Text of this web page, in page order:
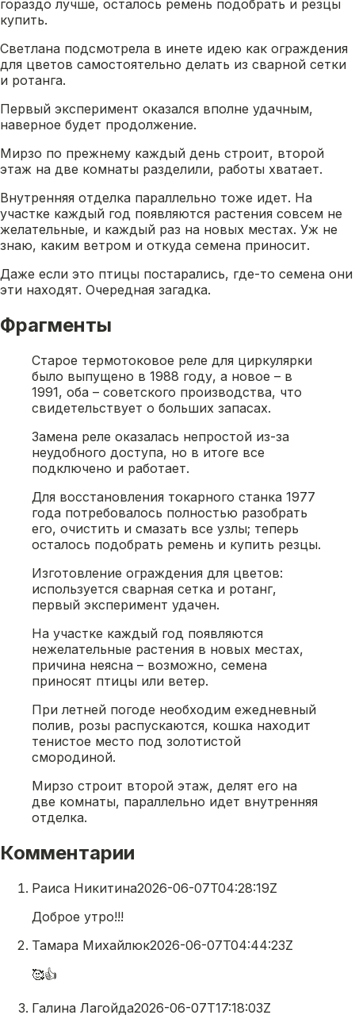
гораздо лучше, осталось ремень подобрать и резцы
купить.
Светлана подсмотрела в инете идею как ограждения
для цветов самостоятельно делать из сварной сетки
и ротанга.
Первый эксперимент оказался вполне удачным,
наверное будет продолжение.
Мирзо по прежнему каждый день строит, второй
этаж на две комнаты разделили, работы хватает.
Внутренняя отделка параллельно тоже идет. На
участке каждый год появляются растения совсем не
желательные, и каждый раз на новых местах. Уж не
знаю, каким ветром и откуда семена приносит.
Даже если это птицы постарались, где-то семена они
эти находят. Очередная загадка.
Фрагменты
Старое термотоковое реле для циркулярки
было выпущено в 1988 году, а новое – в
1991, оба – советского производства, что
свидетельствует о больших запасах.
Замена реле оказалась непростой из-за
неудобного доступа, но в итоге все
подключено и работает.
Для восстановления токарного станка 1977
года потребовалось полностью разобрать
его, очистить и смазать все узлы; теперь
осталось подобрать ремень и купить резцы.
Изготовление ограждения для цветов:
используется сварная сетка и ротанг,
первый эксперимент удачен.
На участке каждый год появляются
нежелательные растения в новых местах,
причина неясна – возможно, семена
приносят птицы или ветер.
При летней погоде необходим ежедневный
полив, розы распускаются, кошка находит
тенистое место под золотистой
смородиной.
Мирзо строит второй этаж, делят его на
две комнаты, параллельно идет внутренняя
отделка.
Комментарии
Раиса Никитина2026-06-07T04:28:19Z
Доброе утро!!!
Тамара Михайлюк2026-06-07T04:44:23Z
🥰👍
Галина Лагойда2026-06-07T17:18:03Z